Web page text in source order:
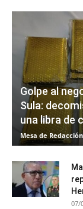
Golpe al
Sula:
una libra de
Mesa de Redacción
07/